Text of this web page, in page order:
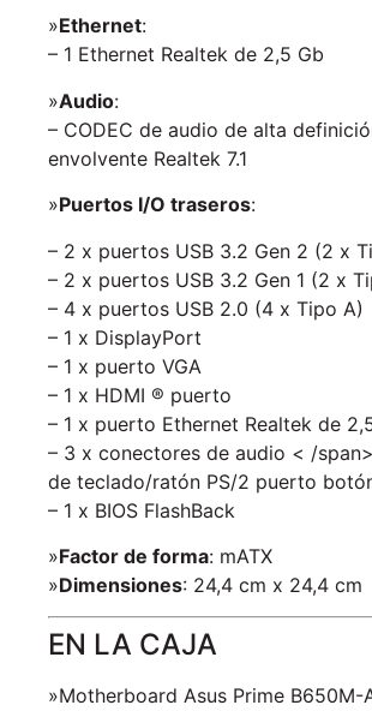
»Ethernet:
– 1 Ethernet Realtek de 2,5 Gb
»Audio:
– CODEC de audio de alta
envolvente Realtek 7.1
»Puertos I/O traseros:
– 2 x puertos USB 3.2 Gen 2 (2 x
– 2 x puertos USB 3.2 Gen 1 (2 x
– 4 x puertos USB 2.0 (4 x Tipo A)
– 1 x DisplayPort
– 1 x puerto VGA
– 1 x HDMI ® puerto
– 1 x puerto Ethernet Realtek de
– 3 x conectores de audio < /
de teclado/ratón PS/2 puerto
– 1 x BIOS FlashBack
»Factor de forma: mATX
»Dimensiones: 24,4 cm x 24,4 cm
EN LA CAJA
»Motherboard Asus Prime B650M-